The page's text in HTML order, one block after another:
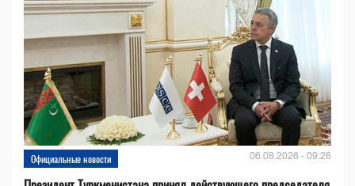
Официальные новости 06.08.2026 - 09:26